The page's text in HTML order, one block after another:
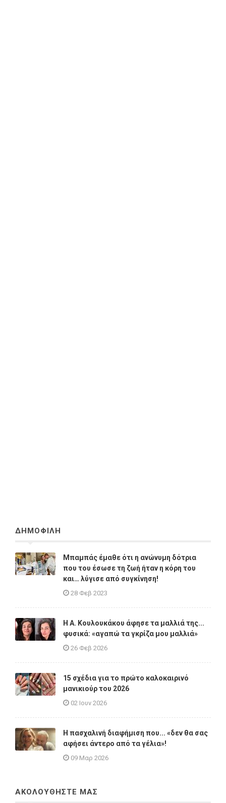
ΔΗΜΟΦΙΛΗ
Μπαμπάς έμαθε ότι η ανώνυμη δότρια
που του έσωσε τη ζωή ήταν η κόρη του
και… λύγισε από συγκίνηση!
28 Φεβ 2023
Η A. Κουλουκάκου άφησε τα μαλλιά της...
φυσικά: «αγαπώ τα γκρίζα μου μαλλιά»
26 Φεβ 2026
15 σχέδια για το πρώτο καλοκαιρινό
μανικιούρ του 2026
02 Ιουν 2026
Η πασχαλινή διαφήμιση που... «δεν θα σας
αφήσει άντερο από τα γέλια»!
09 Μαρ 2026
ΑΚΟΛΟΥΘΗΣΤΕ ΜΑΣ